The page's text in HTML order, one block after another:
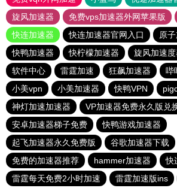
旋风加速器
免费vps加速器外网苹果版
快连加速器
快连加速器官网入口
原
快鸭加速器
快柠檬加速器 旋风加速度
软件中心
雷霆加速 狂飙加速器 哔
小美vpn
小美加速器 快鸭VPN
神灯加速加速器
VP加速器免费永久版兑
安卓加速器梯子免费
快鸭游戏加速器
起飞加速器永久免费版
谷歌加速器下载
免费的加速器推荐
hammer加速器
快
雷霆每天免费2小时加速
雷霆加速版ins